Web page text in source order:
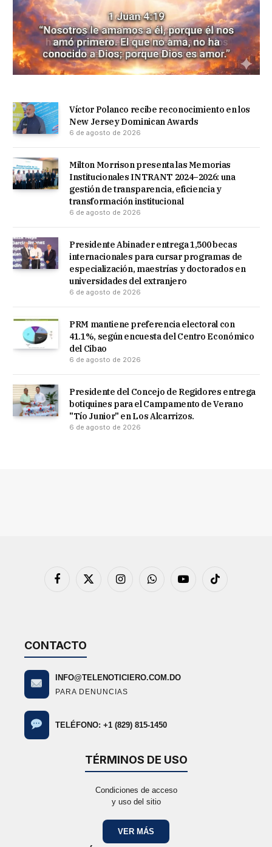
Víctor Polanco recibe reconocimiento en los
New Jersey Dominican Awards
6 de agosto de 2026
Milton Morrison presenta las Memorias
Institucionales INTRANT 2024–2026: una
gestión de transparencia, eficiencia y
transformación institucional
6 de agosto de 2026
Presidente Abinader entrega 1,500 becas
internacionales para cursar programas de
especialización, maestrías y doctorados en
universidades del extranjero
6 de agosto de 2026
PRM mantiene preferencia electoral con
41.1%, según encuesta del Centro Económico
del Cibao
6 de agosto de 2026
Presidente del Concejo de Regidores entrega
botiquines para el Campamento de Verano
"Tío Junior" en Los Alcarrizos.
6 de agosto de 2026
Facebook
X
InstagramWhatsAppYouTubeTikTok
CONTACTO
INFO@TELENOTICIERO.COM.DO
PARA DENUNCIAS
TELÉFONO: +1 (829) 815-1450
TÉRMINOS DE USO
Condiciones de acceso
y uso del sitio
VER MÁS